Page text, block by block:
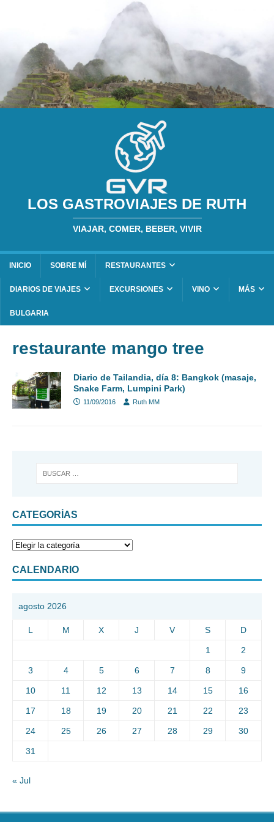
LOS GASTROVIAJES DE RUTH
VIAJAR, COMER, BEBER, VIVIR
INICIO SOBRE MÍ RESTAURANTES
DIARIOS DE VIAJES EXCURSIONES VINO MÁS
BULGARIA
restaurante mango tree
Diario de Tailandia, día 8: Bangkok (masaje,
Snake Farm, Lumpini Park)
11/09/2016 Ruth MM
CATEGORÍAS
CALENDARIO
agosto 2026
L M X J V S D
1 2
3 4 5 6 7 8 9
10 11 12 13 14 15 16
17 18 19 20 21 22 23
24 25 26 27 28 29 30
31
« Jul